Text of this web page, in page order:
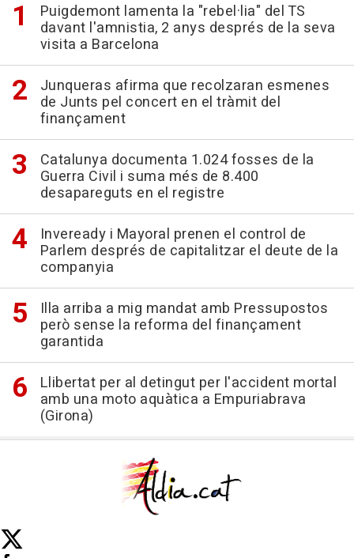
Puigdemont lamenta la "rebel·lia" del TS
davant l'amnistia, 2 anys després de la seva
visita a Barcelona
Junqueras afirma que recolzaran esmenes
de Junts pel concert en el tràmit del
finançament
Catalunya documenta 1.024 fosses de la
Guerra Civil i suma més de 8.400
desapareguts en el registre
Inveready i Mayoral prenen el control de
Parlem després de capitalitzar el deute de la
companyia
Illa arriba a mig mandat amb Pressupostos
però sense la reforma del finançament
garantida
Llibertat per al detingut per l'accident mortal
amb una moto aquàtica a Empuriabrava
(Girona)